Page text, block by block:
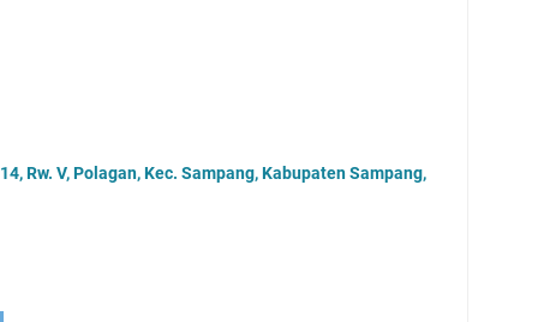
Rw. V, Polagan, Kec. Sampang, Kabupaten Sampang,